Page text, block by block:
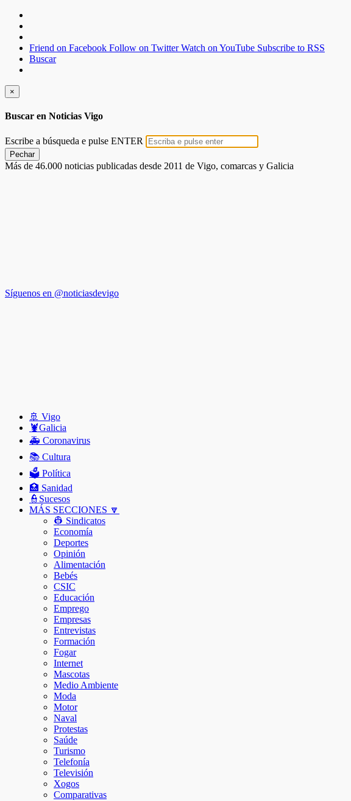
Friend on Facebook Follow on Twitter Watch on YouTube Subscribe to RSS
Buscar
×
Buscar en Noticias Vigo
Escribe a búsqueda e pulse ENTER
Pechar
Más de 46.000 noticias publicadas desde 2011 de Vigo, comarcas y Galicia
Síguenos en @noticiasdevigo
🚢 Vigo
🦞️Galicia
🚑 Coronavirus
📚 Cultura
🗳️ Política
🏥 Sanidad
👮Sucesos
MÁS SECCIONES 🔽
👷 Sindicatos
Economía
Deportes
Opinión
Alimentación
Bebés
CSIC
Educación
Emprego
Empresas
Entrevistas
Formación
Fogar
Internet
Mascotas
Medio Ambiente
Moda
Motor
Naval
Protestas
Saúde
Turismo
Telefonía
Televisión
Xogos
Comparativas